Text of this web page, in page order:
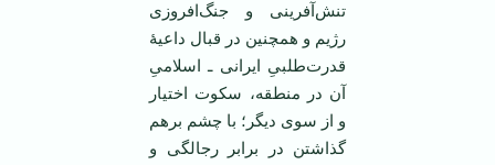
تنش‌آفرینی و جنگ‌افروزی
رژیم و همچنین در قبال داعیۀ
قدرت‌طلبیِ ایرانی ـ اسلامیِ
آن در منطقه، سکوت اختیار
و از سوی دیگر؛ با چشم برهم
گذاشتن در برابر رجالگی و